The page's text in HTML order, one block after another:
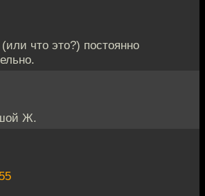
что это?) постоянно
Ж.